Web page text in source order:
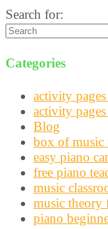
Search for:
Categories
activity
activity
Blog
box of music
easy piano
free piano
music
music theory
piano